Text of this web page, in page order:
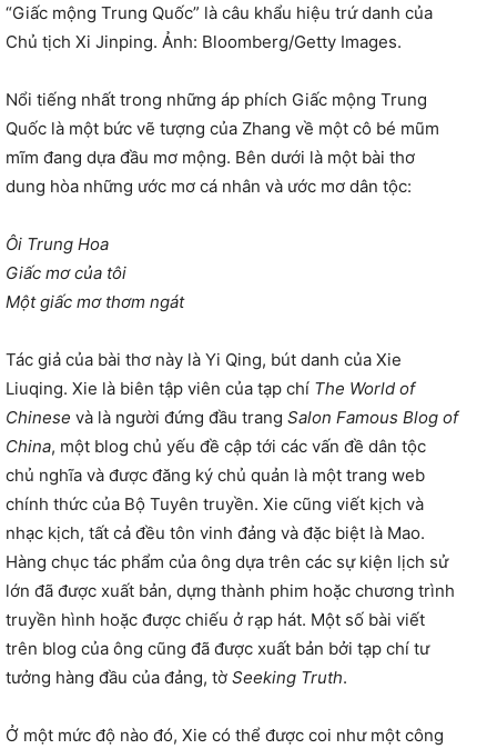
“Giấc mộng Trung Quốc” là câu khẩu hiệu trứ danh của
Chủ tịch Xi Jinping. Ảnh: Bloomberg/Getty Images.
Nổi tiếng nhất trong những áp phích Giấc mộng Trung
Quốc là một bức vẽ tượng của Zhang về một cô bé mũm
mĩm đang dựa đầu mơ mộng. Bên dưới là một bài thơ
dung hòa những ước mơ cá nhân và ước mơ dân tộc:
Ôi Trung Hoa
Giấc mơ của tôi
Một giấc mơ thơm ngát
Tác giả của bài thơ này là Yi Qing, bút danh của Xie
Liuqing. Xie là biên tập viên của tạp chí The World of
Chinese và là người đứng đầu trang Salon Famous Blog of
China, một blog chủ yếu đề cập tới các vấn đề dân tộc
chủ nghĩa và được đăng ký chủ quản là một trang web
chính thức của Bộ Tuyên truyền. Xie cũng viết kịch và
nhạc kịch, tất cả đều tôn vinh đảng và đặc biệt là Mao.
Hàng chục tác phẩm của ông dựa trên các sự kiện lịch sử
lớn đã được xuất bản, dựng thành phim hoặc chương trình
truyền hình hoặc được chiếu ở rạp hát. Một số bài viết
trên blog của ông cũng đã được xuất bản bởi tạp chí tư
tưởng hàng đầu của đảng, tờ Seeking Truth.
Ở một mức độ nào đó, Xie có thể được coi như một công